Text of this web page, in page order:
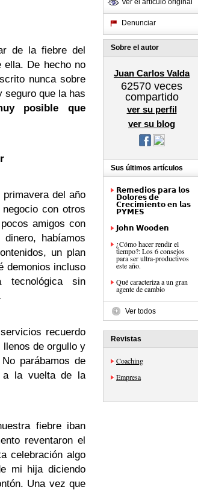
de la fiebre del
ella. De hecho no
nunca sobre
seguro que la has
posible que
del año
con otros
amigos con
habíamos
un plan
demonios incluso
tecnológica sin
recuerdo
de orgullo y
parábamos de
a la vuelta de la
fiebre iban
reventaron el
celebración algo
mi hija diciendo
Una vez que
Ver el artículo original
Denunciar
Sobre el autor
Juan Carlos Valda
62570 veces
compartido
ver su perfil
ver su blog
Sus últimos artículos
𝗥𝗲𝗺𝗲𝗱𝗶𝗼𝘀 𝗽𝗮𝗿𝗮 𝗹𝗼𝘀
𝗗𝗼𝗹𝗼𝗿𝗲𝘀 𝗱𝗲
𝗖𝗿𝗲𝗰𝗶𝗺𝗶𝗲𝗻𝘁𝗼 𝗲𝗻 𝗹𝗮𝘀
𝗣𝗬𝗠𝗘𝗦
𝗝𝗼𝗵𝗻 𝗪𝗼𝗼𝗱𝗲𝗻
¿Cómo hacer rendir el
tiempo?: Los 6 consejos
para ser ultra-productivos
este año.
Qué caracteriza a un gran
agente de cambio
Ver todos
Revistas
Coaching
Empresa